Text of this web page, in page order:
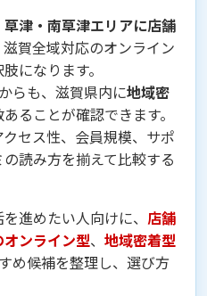
草津・南草津エリアに店舗
賀全域対応のオンライン
になります。
らも、滋賀県内に地域密
ることが確認できます。
セス性、会員規模、サポ
読み方を揃えて比較する
進めたい人向けに、 店舗
ンライン型、 地域密着型
め候補を整理し、選び方